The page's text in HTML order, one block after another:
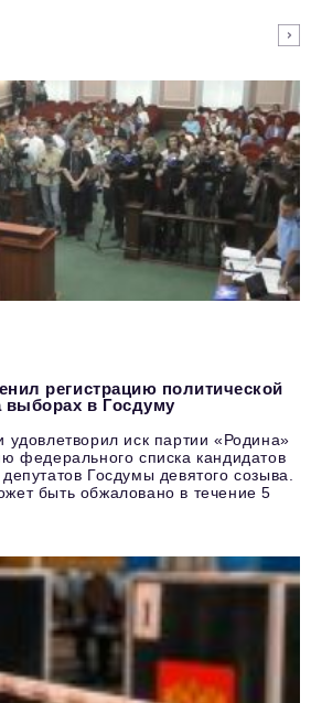
регистрацию политической
выборах в Госдуму
удовлетворил иск партии «Родина»
федерального списка кандидатов
Госдумы девятого созыва.
быть обжаловано в течение 5